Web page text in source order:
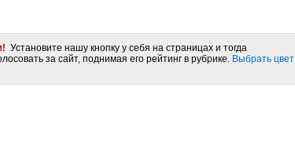
Установите нашу кнопку у себя на страницах и тогда
за сайт, поднимая его рейтинг в рубрике. Выбрать цвет